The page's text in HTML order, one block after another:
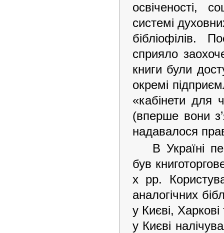
освіченості,
системі
бібліофілів.
сприяло
книги були
окремі
«кабінети для
(вперше вони
надавалося
В Україні
був
х рр.
аналогічних
у Києві,
у Києві